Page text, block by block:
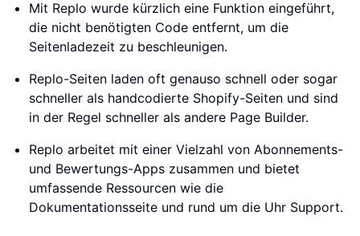
Mit Replo wurde kürzlich eine Funktion eingeführt,
die nicht benötigten Code entfernt, um die
Seitenladezeit zu beschleunigen.
Replo-Seiten laden oft genauso schnell oder sogar
schneller als handcodierte Shopify-Seiten und sind
in der Regel schneller als andere Page Builder.
Replo arbeitet mit einer Vielzahl von Abonnements-
und Bewertungs-Apps zusammen und bietet
umfassende Ressourcen wie die
Dokumentationsseite und rund um die Uhr Support.